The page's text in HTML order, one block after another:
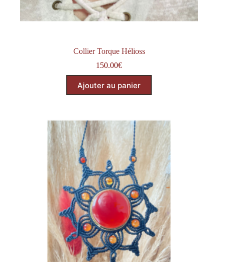
Collier Torque Hélioss
150.00€
Ajouter au panier